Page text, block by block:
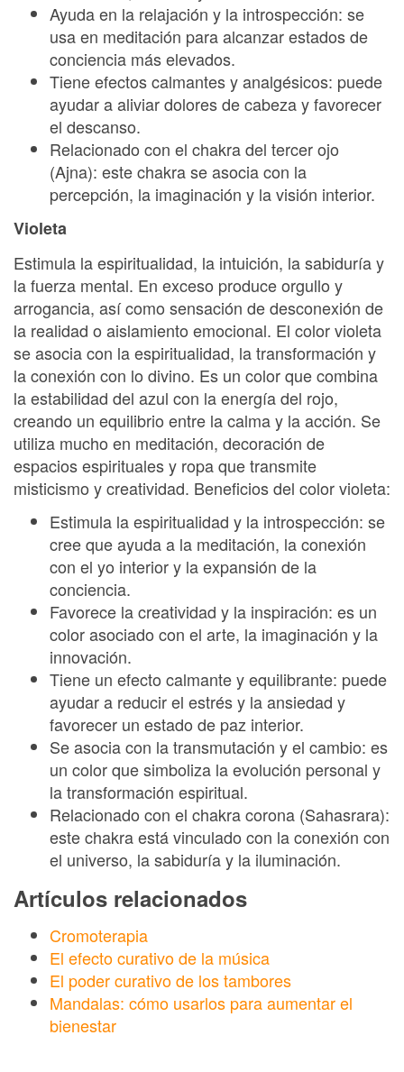
Ayuda en la relajación y la introspección: se
usa en meditación para alcanzar estados de
conciencia más elevados.
Tiene efectos calmantes y analgésicos: puede
ayudar a aliviar dolores de cabeza y favorecer
el descanso.
Relacionado con el chakra del tercer ojo
(Ajna): este chakra se asocia con la
percepción, la imaginación y la visión interior.
Violeta
Estimula la espiritualidad, la intuición, la sabiduría y
la fuerza mental. En exceso produce orgullo y
arrogancia, así como sensación de desconexión de
la realidad o aislamiento emocional. El color violeta
se asocia con la espiritualidad, la transformación y
la conexión con lo divino. Es un color que combina
la estabilidad del azul con la energía del rojo,
creando un equilibrio entre la calma y la acción. Se
utiliza mucho en meditación, decoración de
espacios espirituales y ropa que transmite
misticismo y creatividad. Beneficios del color violeta:
Estimula la espiritualidad y la introspección: se
cree que ayuda a la meditación, la conexión
con el yo interior y la expansión de la
conciencia.
Favorece la creatividad y la inspiración: es un
color asociado con el arte, la imaginación y la
innovación.
Tiene un efecto calmante y equilibrante: puede
ayudar a reducir el estrés y la ansiedad y
favorecer un estado de paz interior.
Se asocia con la transmutación y el cambio: es
un color que simboliza la evolución personal y
la transformación espiritual.
Relacionado con el chakra corona (Sahasrara):
este chakra está vinculado con la conexión con
el universo, la sabiduría y la iluminación.
Artículos relacionados
Cromoterapia
El efecto curativo de la música
El poder curativo de los tambores
Mandalas: cómo usarlos para aumentar el
bienestar